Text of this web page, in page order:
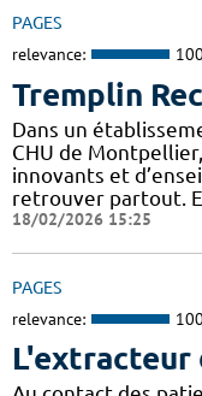
PAGES
relevance:
Tremplin
Dans un
CHU de
innovants et
retrouver partout.
18/02/2026 15:25
PAGES
relevance: